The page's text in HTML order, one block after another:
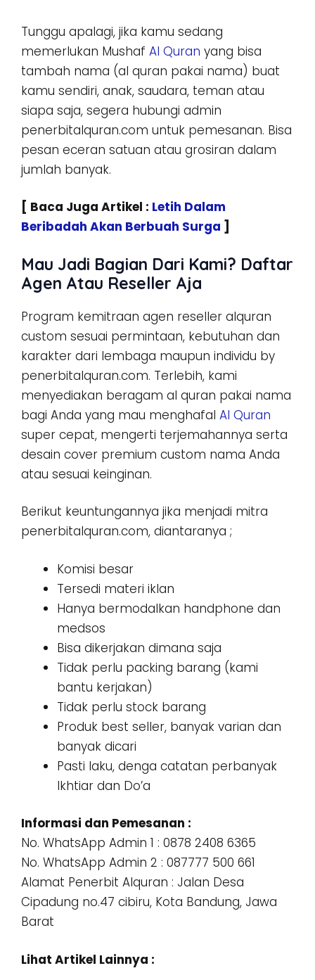
Tunggu apalagi, jika kamu sedang
memerlukan Mushaf Al Quran yang bisa
tambah nama (al quran pakai nama) buat
kamu sendiri, anak, saudara, teman atau
siapa saja, segera hubungi admin
penerbitalquran.com untuk pemesanan. Bisa
pesan eceran satuan atau grosiran dalam
jumlah banyak.
[ Baca Juga Artikel : Letih Dalam
Beribadah Akan Berbuah Surga ]
Mau Jadi Bagian Dari Kami? Daftar
Agen Atau Reseller Aja
Program kemitraan agen reseller alquran
custom sesuai permintaan, kebutuhan dan
karakter dari lembaga maupun individu by
penerbitalquran.com. Terlebih, kami
menyediakan beragam al quran pakai nama
bagi Anda yang mau menghafal Al Quran
super cepat, mengerti terjemahannya serta
desain cover premium custom nama Anda
atau sesuai keinginan.
Berikut keuntungannya jika menjadi mitra
penerbitalquran.com, diantaranya ;
Komisi besar
Tersedi materi iklan
Hanya bermodalkan handphone dan
medsos
Bisa dikerjakan dimana saja
Tidak perlu packing barang (kami
bantu kerjakan)
Tidak perlu stock barang
Produk best seller, banyak varian dan
banyak dicari
Pasti laku, denga catatan perbanyak
Ikhtiar dan Do’a
Informasi dan Pemesanan :
No. WhatsApp Admin 1 : 0878 2408 6365
No. WhatsApp Admin 2 : 087777 500 661
Alamat Penerbit Alquran : Jalan Desa
Cipadung no.47 cibiru, Kota Bandung, Jawa
Barat
Lihat Artikel Lainnya :